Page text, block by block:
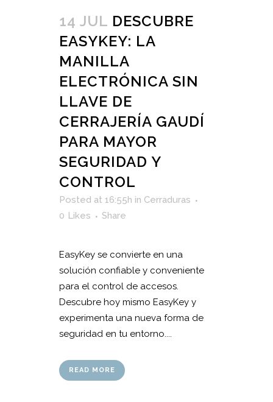
14 JUL DESCUBRE
EASYKEY: LA
MANILLA
ELECTRÓNICA SIN
LLAVE DE
CERRAJERÍA GAUDÍ
PARA MAYOR
SEGURIDAD Y
CONTROL
Posted at 16:55h in Cerraduras
0 Likes Share
EasyKey se convierte en una
solución confiable y conveniente
para el control de accesos.
Descubre hoy mismo EasyKey y
experimenta una nueva forma de
seguridad en tu entorno....
READ MORE